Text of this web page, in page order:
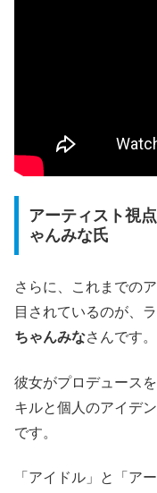
アーティスト視
ゃんみな氏
さらに、これまでの
目されているのが、
ちゃんみなさんです。
彼女がプロデュース
キルと個人のアイデ
です。
「アイドル」と「ア